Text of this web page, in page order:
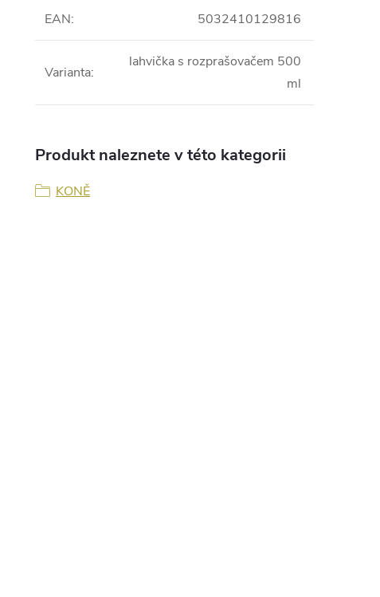
EAN: 5032410129816
Varianta:
lahvička s rozprašovačem 500
ml
Produkt naleznete v této kategorii
KONĚ